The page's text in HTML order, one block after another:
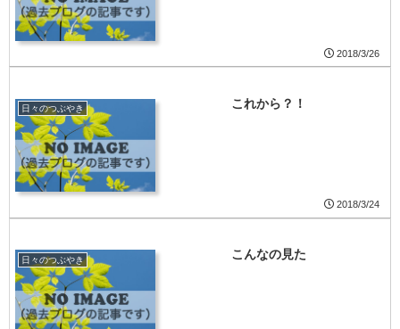
2018/3/26
日々のつぶやき これから？！
2018/3/24
日々のつぶやき こんなの見た